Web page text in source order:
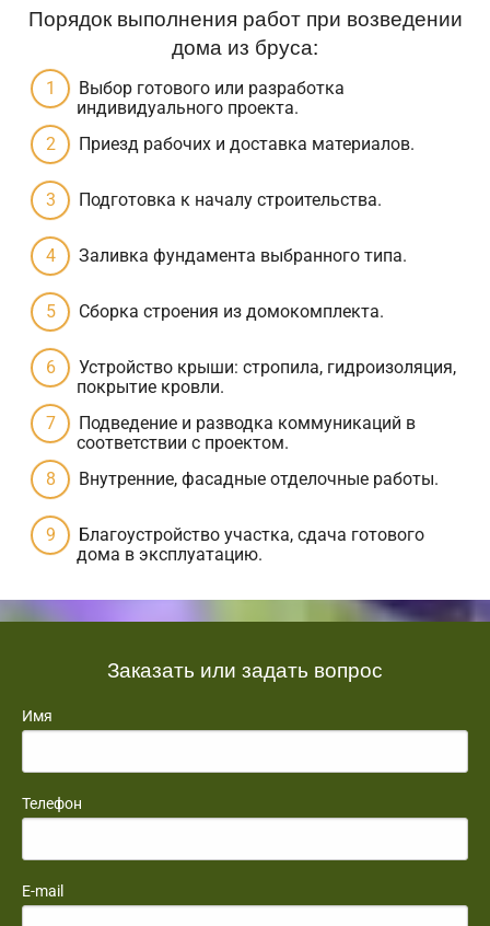
Порядок выполнения работ при возведении
дома из бруса:
Выбор готового или разработка
индивидуального проекта.
Приезд рабочих и доставка материалов.
Подготовка к началу строительства.
Заливка фундамента выбранного типа.
Сборка строения из домокомплекта.
Устройство крыши: стропила, гидроизоляция,
покрытие кровли.
Подведение и разводка коммуникаций в
соответствии с проектом.
Внутренние, фасадные отделочные работы.
Благоустройство участка, сдача готового
дома в эксплуатацию.
Заказать или задать вопрос
Имя
Телефон
E-mail